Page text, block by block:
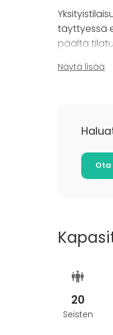
täyttyessä
päältä
Hinnat
Näytä lisää
20
Seisten